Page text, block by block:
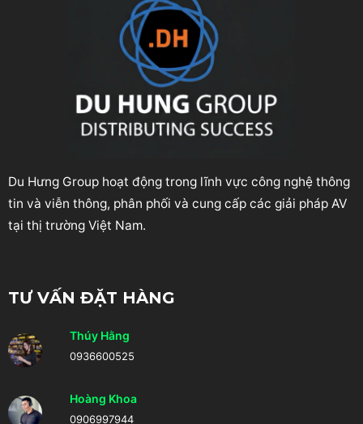
Du Hưng Group hoạt động trong lĩnh vực công nghệ thông
tin và viễn thông, phân phối và cung cấp các giải pháp AV
tại thị trường Việt Nam.
TƯ VẤN ĐẶT HÀNG
Thúy Hằng
0936600525
Hoàng Khoa
0906997944